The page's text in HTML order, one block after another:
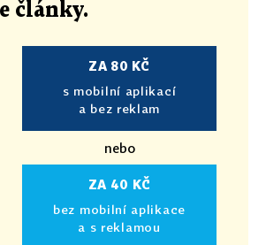
články.
ZA 80 KČ
s mobilní aplikací
a bez reklam
nebo
ZA 40 KČ
bez mobilní aplikace
a s reklamou